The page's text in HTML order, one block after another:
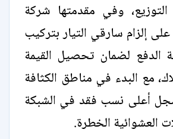
وفي مقدمتها شركة
إلزام سارقي التيار بتركيب
الدفع لضمان تحصيل القيمة
مع البدء في مناطق الكثافة
أعلى نسب فقد في الشبكة
العشوائية الخطرة.